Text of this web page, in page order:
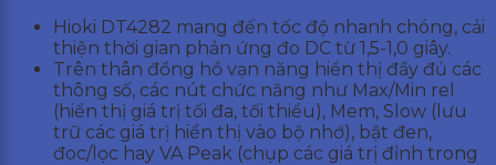
Hioki DT4282 mang đến tốc độ nhanh chóng, cải
thiện thời gian phản ứng đo DC từ 1,5-1,0 giây.
Trên thân đồng hồ vạn năng hiển thị đầy đủ các
thông số, các nút chức năng như Max/Min rel
(hiển thị giá trị tối đa, tối thiểu), Mem, Slow (lưu
trữ các giá trị hiển thị vào bộ nhớ), bật đen,
đoc/lọc hay VA Peak (chụp các giá trị đỉnh trong